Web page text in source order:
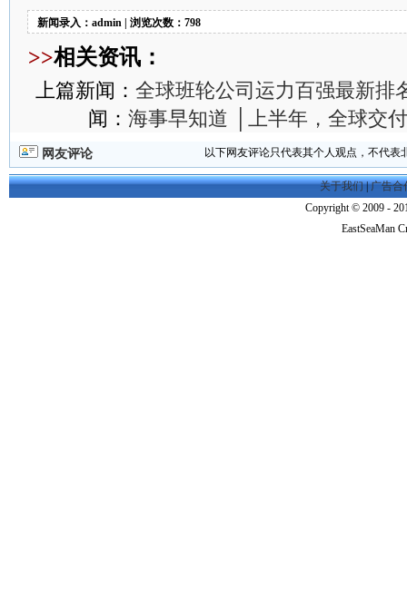
新闻录入：admin | 浏览次数：798
>>相关资讯：
上篇新闻： 全球班轮公司运力百强最新排
闻： 海事早知道 │上半年，全球交
网友评论 以下网友评论只代表其个人观点，不代
关于我们|广告合
Copyright © 2009 -
EastSeaMan